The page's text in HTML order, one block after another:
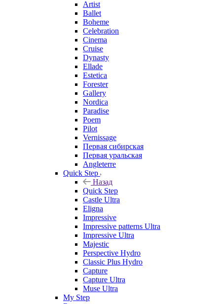
Artist
Ballet
Boheme
Celebration
Cinema
Cruise
Dynasty
Ellade
Estetica
Forester
Gallery
Nordica
Paradise
Poem
Pilot
Vernissage
Первая сибирская
Первая уральская
Angleterre
Quick Step
Назад
Quick Step
Castle Ultra
Eligna
Impressive
Impressive patterns Ultra
Impressive Ultra
Majestic
Perspective Hydro
Classic Plus Hydro
Capture
Capture Ultra
Muse Ultra
My Step